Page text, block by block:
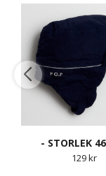
- STORLEK
129 kr